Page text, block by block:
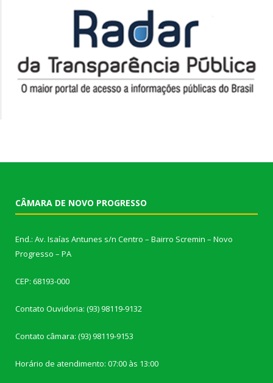
CÂMARA DE NOVO PROGRESSO
End.: Av. Isaías Antunes s/n Centro – Bairro Scremin – Novo
Progresso – PA
CEP: 68193-000
Contato Ouvidoria: (93) 98119-9132
Contato câmara: (93) 98119-9153
Horário de atendimento: 07:00 às 13:00